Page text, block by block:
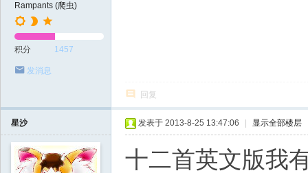
Rampants (爬虫)
积分 1457
发消息
回复
星沙 发表于 2013-8-25 13:47:06 显示全部楼层
十二首英文版我